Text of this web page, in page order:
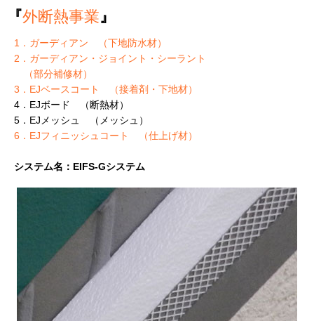
『外断熱事業』
1．ガーディアン （下地防水材）
2．ガーディアン・ジョイント・シーラント
（部分補修材）
3．EJベースコート （接着剤・下地材）
4．EJボード （断熱材）
5．EJメッシュ （メッシュ）
6．EJフィニッシュコート （仕上げ材）
システム名：EIFS-Gシステム